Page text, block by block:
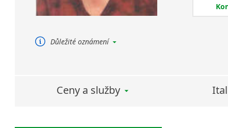
Důležité oznámení
překlady
Ceny a služby